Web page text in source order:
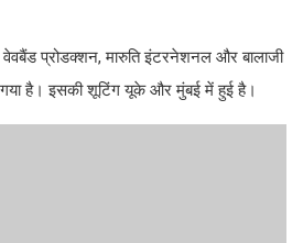
वेवबैंड प्रोडक्शन, मारुति इंटरनेशनल और बालाजी
है। इसकी शूटिंग यूके और मुंबई में हुई है।